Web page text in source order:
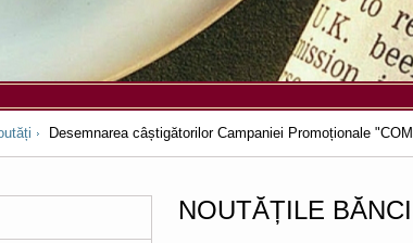
Desemnarea câștigătorilor Campaniei Promoționale
NOUTĂȚILE